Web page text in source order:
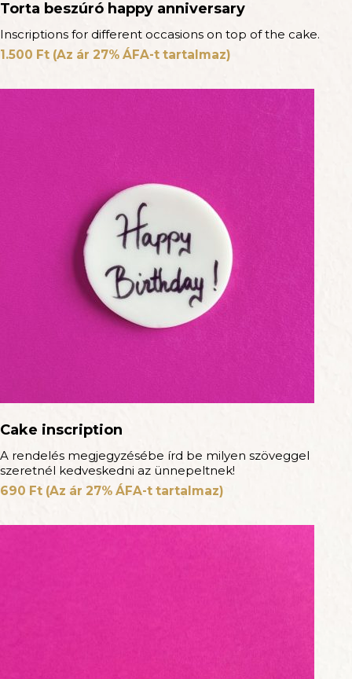
Torta beszúró happy anniversary
Inscriptions for different occasions on top of the cake.
1.500 Ft (Az ár 27% ÁFA-t tartalmaz)
Cake inscription
A rendelés megjegyzésébe írd be milyen szöveggel
szeretnél kedveskedni az ünnepeltnek!
690 Ft (Az ár 27% ÁFA-t tartalmaz)